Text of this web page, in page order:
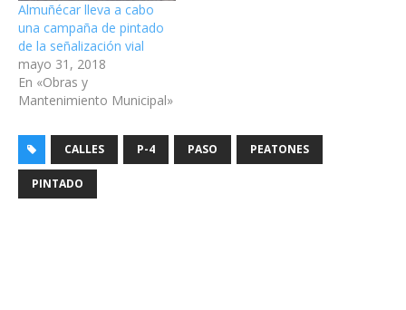
Almuñécar lleva a cabo
una campaña de pintado
de la señalización vial
mayo 31, 2018
En «Obras y
Mantenimiento Municipal»
CALLES P-4 PASO PEATONES
PINTADO